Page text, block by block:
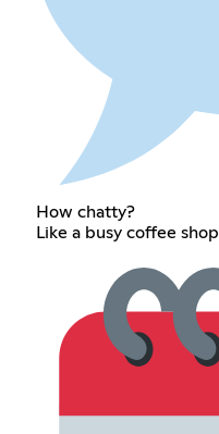
How chatty?
Like a busy coffee shop